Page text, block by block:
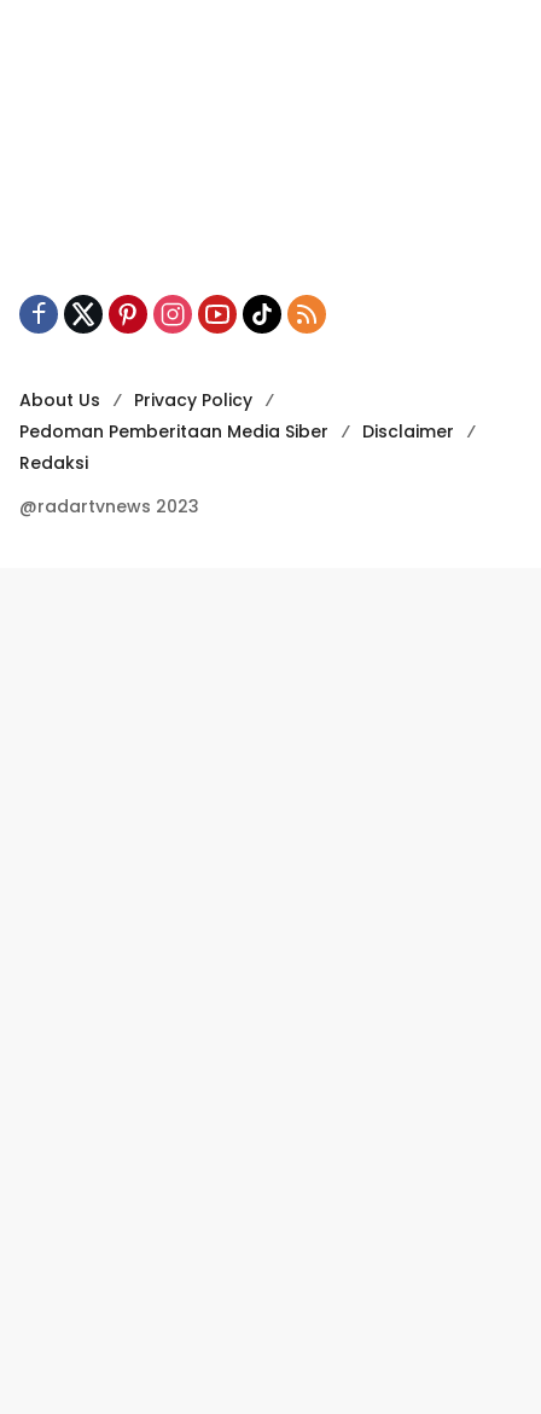
About Us
Privacy Policy
Pedoman Pemberitaan Media Siber
Disclaimer
Redaksi
@radartvnews 2023